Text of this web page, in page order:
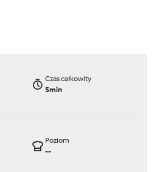
Czas całkowity
5min
Poziom
--